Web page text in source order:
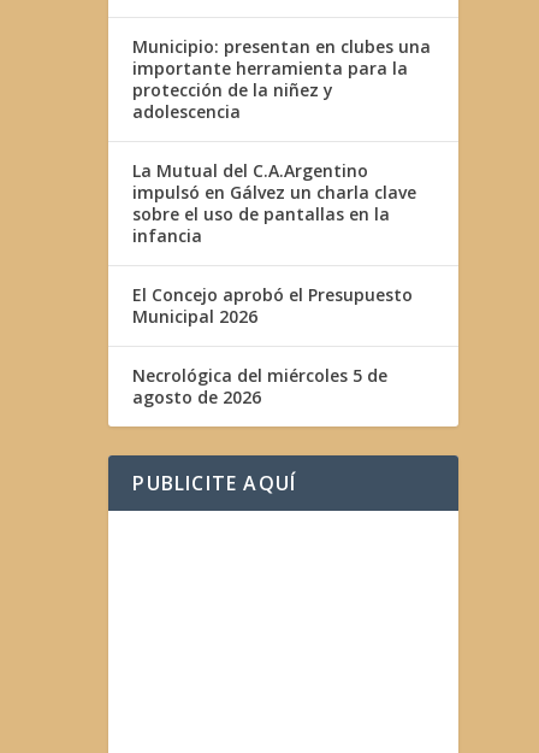
Municipio: presentan en clubes una
importante herramienta para la
protección de la niñez y
adolescencia
La Mutual del C.A.Argentino
impulsó en Gálvez un charla clave
sobre el uso de pantallas en la
infancia
El Concejo aprobó el Presupuesto
Municipal 2026
Necrológica del miércoles 5 de
agosto de 2026
PUBLICITE AQUÍ